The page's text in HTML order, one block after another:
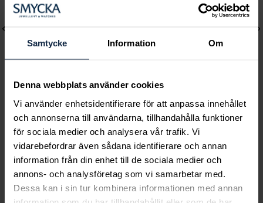
Samtycke Information Om
Denna webbplats använder cookies
Vi använder enhetsidentifierare för att anpassa innehållet
och annonserna till användarna, tillhandahålla funktioner
för sociala medier och analysera vår trafik. Vi
vidarebefordrar även sådana identifierare och annan
information från din enhet till de sociala medier och
annons- och analysföretag som vi samarbetar med.
Dessa kan i sin tur kombinera informationen med annan
Lily and Rose
Emily pearl bracelet -
Ivory
Pris:349 kr
349 kr
Mockberg
Ines Earring
Pris:499 kr
499 kr